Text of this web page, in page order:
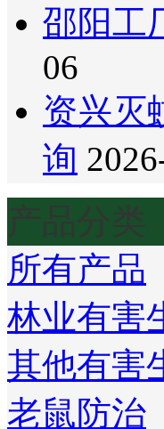
邵阳工
06
资兴灭
询
产品分类
所有产品
林业有害
其他有害
老鼠防治